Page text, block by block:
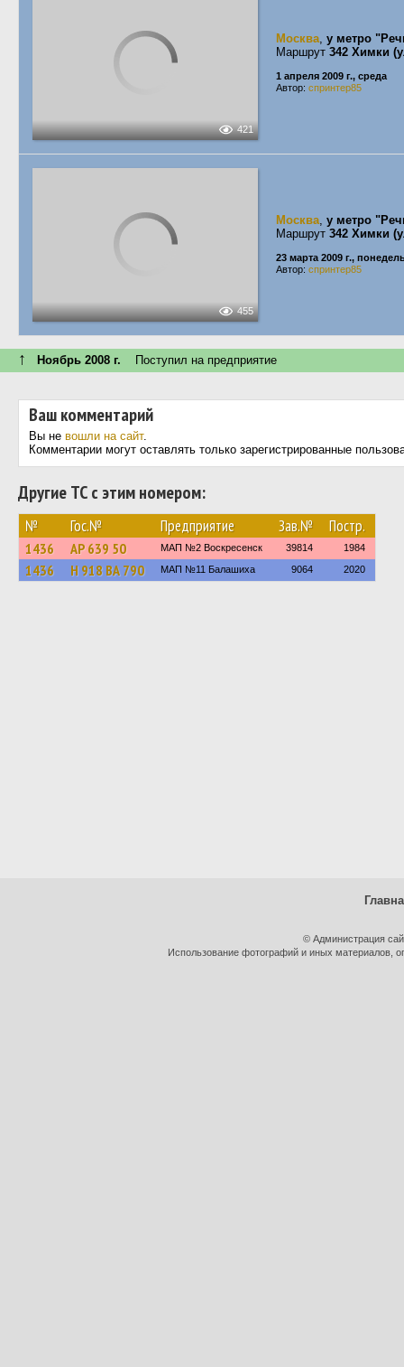
421
Москва, у метро
Маршрут 342 Химки
1 апреля 2009 г., среда
Автор: спринтер85
455
Москва, у метро
Маршрут 342 Химки
23 марта 2009 г.,
Автор: спринтер85
↑ Ноябрь 2008 г. Поступил на предприятие
Ваш комментарий
Вы не вошли на сайт.
Комментарии могут оставлять только зарегистрированные
Другие ТС с этим номером:
№ Гос.№ Предприятие Зав.№ Постр.
1436 АР 639 50 МАП №2 Воскресенск 39814 1984
1436 Н 918 ВА 790 МАП №11 Балашиха 9064 2020
© Администрация
Использование фотографий и иных материалов,